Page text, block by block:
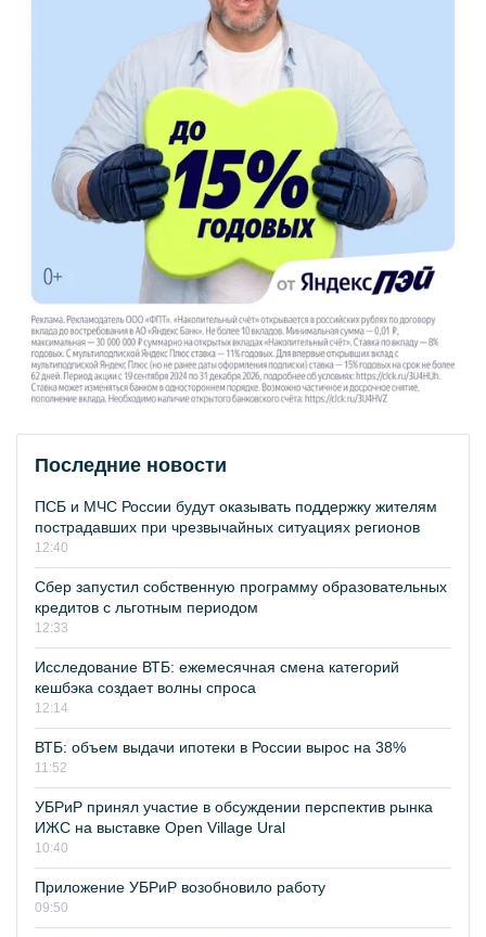
Последние новости
ПСБ и МЧС России будут оказывать поддержку жителям
пострадавших при чрезвычайных ситуациях регионов
12:40
Сбер запустил собственную программу образовательных
кредитов с льготным периодом
12:33
Исследование ВТБ: ежемесячная смена категорий
кешбэка создает волны спроса
12:14
ВТБ: объем выдачи ипотеки в России вырос на 38%
11:52
УБРиР принял участие в обсуждении перспектив рынка
ИЖС на выставке Open Village Ural
10:40
Приложение УБРиР возобновило работу
09:50